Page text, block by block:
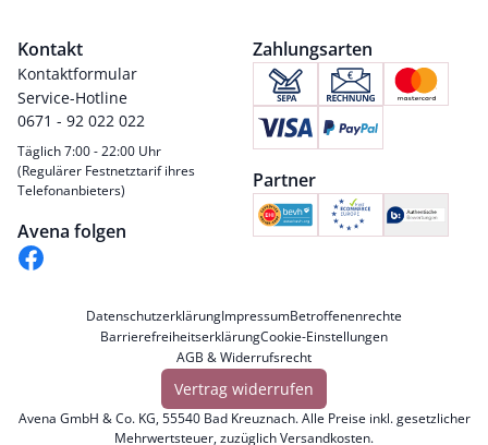
Kontakt
Kontaktformular
Service-Hotline
0671 - 92 022 022
Täglich 7:00 - 22:00 Uhr
(Regulärer Festnetztarif ihres
Telefonanbieters)
Avena folgen
Zahlungsarten
Partner
DatenschutzerklärungImpressumBetroffenenrechte
BarrierefreiheitserklärungCookie-Einstellungen
AGB & Widerrufsrecht
Vertrag widerrufen
Avena GmbH & Co. KG, 55540 Bad Kreuznach. Alle Preise inkl. gesetzlicher
Mehrwertsteuer, zuzüglichVersandkosten.